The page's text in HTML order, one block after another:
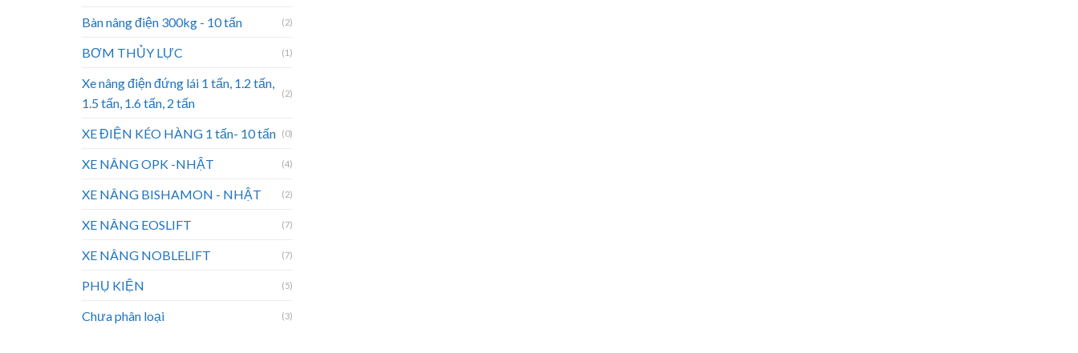
Bàn nâng điện 300kg - 10 tấn (2)
BƠM THỦY LỰC (1)
Xe nâng điện đứng lái 1 tấn, 1.2 tấn,
1.5 tấn, 1.6 tấn, 2 tấn
(2)
XE ĐIỆN KÉO HÀNG 1 tấn- 10 tấn (0)
XE NÂNG OPK -NHẬT (4)
XE NÂNG BISHAMON - NHẬT (2)
XE NÂNG EOSLIFT (7)
XE NÂNG NOBLELIFT (7)
PHỤ KIỆN (5)
Chưa phân loại (3)